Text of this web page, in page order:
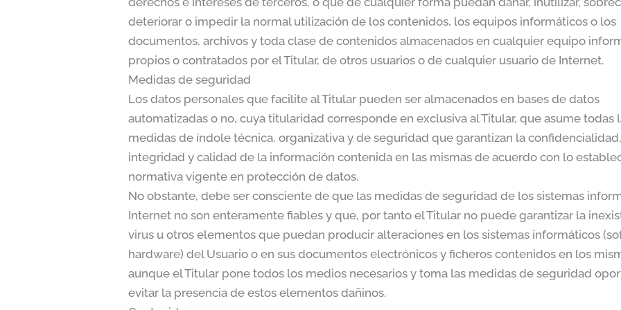
deteriorar o impedir la normal utilización de los contenidos, los equipos informáticos o los
documentos, archivos y toda clase de contenidos almacenados en cualquier equipo
propios o contratados por el Titular, de otros usuarios o de cualquier usuario de Internet.
Medidas de seguridad
Los datos personales que facilite al Titular pueden ser almacenados en bases de datos
automatizadas o no, cuya titularidad corresponde en exclusiva al Titular, que asume todas
medidas de índole técnica, organizativa y de seguridad que garantizan la
integridad y calidad de la información contenida en las mismas de acuerdo con lo
normativa vigente en protección de datos.
No obstante, debe ser consciente de que las medidas de seguridad de los sistemas
Internet no son enteramente fiables y que, por tanto el Titular no puede garantizar la
virus u otros elementos que puedan producir alteraciones en los sistemas informáticos
hardware) del Usuario o en sus documentos electrónicos y ficheros contenidos en los
aunque el Titular pone todos los medios necesarios y toma las medidas de seguridad
evitar la presencia de estos elementos dañinos.